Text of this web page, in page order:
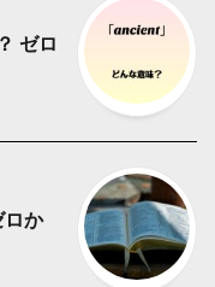
ゼロ
か